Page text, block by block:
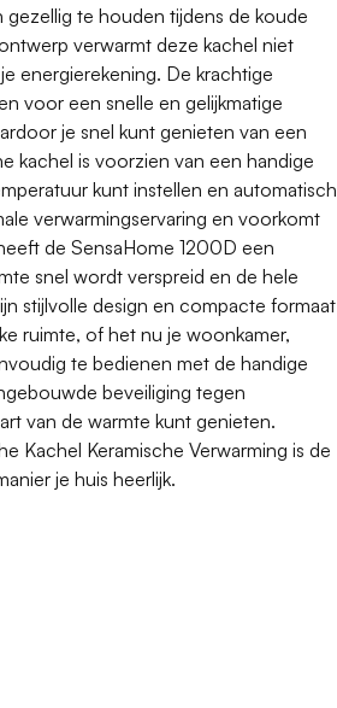
te houden tijdens de koude
verwarmt deze kachel niet
energierekening. De krachtige
voor een snelle en gelijkmatige
je snel kunt genieten van een
kachel is voorzien van een handige
kunt instellen en automatisch
verwarmingservaring en voorkomt
de SensaHome 1200D een
snel wordt verspreid en de hele
stijlvolle design en compacte formaat
ruimte, of het nu je woonkamer,
te bedienen met de handige
beveiliging tegen
van de warmte kunt genieten.
Kachel Keramische Verwarming is de
je huis heerlijk.